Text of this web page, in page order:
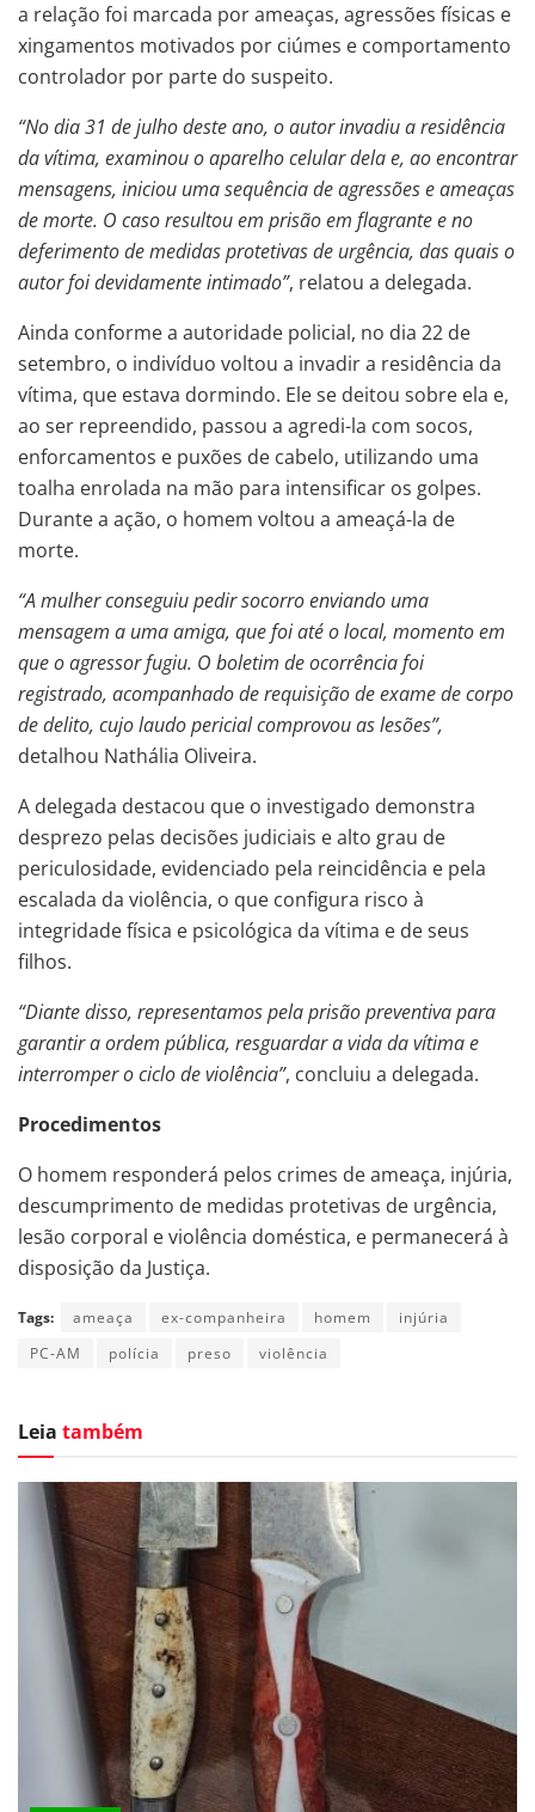
a relação foi marcada por ameaças, agressões físicas e
xingamentos motivados por ciúmes e comportamento
controlador por parte do suspeito.
“No dia 31 de julho deste ano, o autor invadiu a residência
da vítima, examinou o aparelho celular dela e, ao encontrar
mensagens, iniciou uma sequência de agressões e ameaças
de morte. O caso resultou em prisão em flagrante e no
deferimento de medidas protetivas de urgência, das quais o
autor foi devidamente intimado”, relatou a delegada.
Ainda conforme a autoridade policial, no dia 22 de
setembro, o indivíduo voltou a invadir a residência da
vítima, que estava dormindo. Ele se deitou sobre ela e,
ao ser repreendido, passou a agredi-la com socos,
enforcamentos e puxões de cabelo, utilizando uma
toalha enrolada na mão para intensificar os golpes.
Durante a ação, o homem voltou a ameaçá-la de
morte.
“A mulher conseguiu pedir socorro enviando uma
mensagem a uma amiga, que foi até o local, momento em
que o agressor fugiu. O boletim de ocorrência foi
registrado, acompanhado de requisição de exame de corpo
de delito, cujo laudo pericial comprovou as lesões”,
detalhou Nathália Oliveira.
A delegada destacou que o investigado demonstra
desprezo pelas decisões judiciais e alto grau de
periculosidade, evidenciado pela reincidência e pela
escalada da violência, o que configura risco à
integridade física e psicológica da vítima e de seus
filhos.
“Diante disso, representamos pela prisão preventiva para
garantir a ordem pública, resguardar a vida da vítima e
interromper o ciclo de violência”, concluiu a delegada.
Procedimentos
O homem responderá pelos crimes de ameaça, injúria,
descumprimento de medidas protetivas de urgência,
lesão corporal e violência doméstica, e permanecerá à
disposição da Justiça.
Tags: ameaça ex-companheira homem
injúria
PC-AM
polícia preso violência
Leia também